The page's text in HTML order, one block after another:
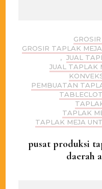
GROSIR TAPLAK
, JUAL
JUAL TAPLAK
PEMBUATAN
TAPLAK
TAPLAK MEJA
pusat produksi
daerah